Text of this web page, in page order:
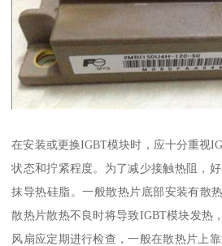
在安装或更换IGBT模块时，应十分重视
状态和拧紧程度。为了减少接触热阻，
抹导热硅脂。一般散热片底部安装有散
散热片散热不良时将导致IGBT模块发热
风扇应定期进行检查，一般在散热片上